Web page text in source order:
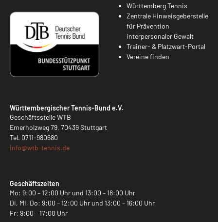
Württemberg Tennis
Zentrale Hinweisgeberstelle
für Prävention
interpersonaler Gewalt
Trainer- & Platzwart-Portal
Vereine finden
Württembergischer Tennis-Bund e.V.
Geschäftsstelle WTB
Emerholzweg 79, 70439 Stuttgart
Tel. 0711-980680
info@wtb-tennis.de
Geschäftszeiten
Mo: 9:00 – 12:00 Uhr und 13:00 – 18:00 Uhr
Di, Mi, Do: 9:00 – 12:00 Uhr und 13:00 – 16:00 Uhr
Fr: 9:00 – 17:00 Uhr